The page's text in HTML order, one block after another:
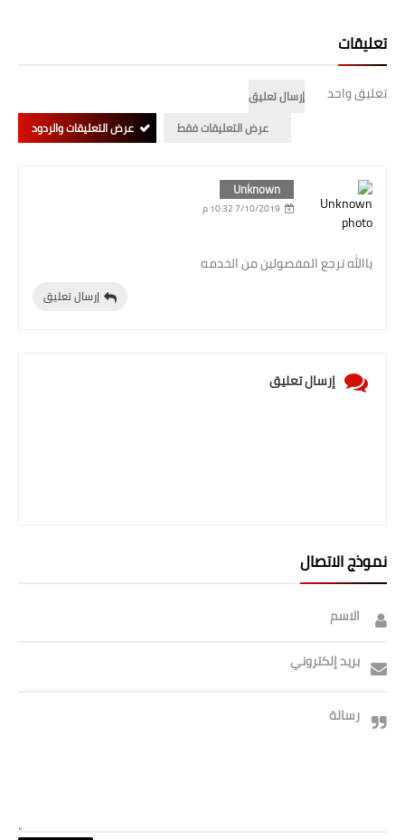
تعليقات
تعليق واحد
إرسال تعليق
عرض التعليقات فقط
عرض التعليقات والردود
Unknown
7/10/2019 10:32 م
ياالله ترجع المفصولين من الخدمه
إرسال تعليق
إرسال تعليق
نموذج الاتصال
الاسم
بريد إلكتروني
رسالة